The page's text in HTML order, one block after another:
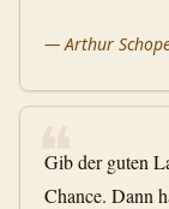
—Arthur
❝
Gib der guten
Chance. Dann